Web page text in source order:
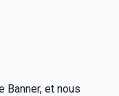
et nous